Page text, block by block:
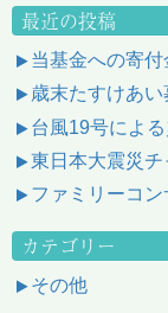
最近の投稿
当基金への寄
歳末たすけあ
台風19号によ
東日本大震災
ファミリーコ
カテゴリー
その他